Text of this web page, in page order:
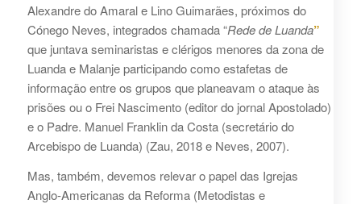
Alexandre do Amaral e Lino Guimarães, próximos do
Cónego Neves, integrados chamada “Rede de Luanda”
que juntava seminaristas e clérigos menores da zona de
Luanda e Malanje participando como estafetas de
informação entre os grupos que planeavam o ataque às
prisões ou o Frei Nascimento (editor do jornal Apostolado)
e o Padre. Manuel Franklin da Costa (secretário do
Arcebispo de Luanda) (Zau, 2018 e Neves, 2007).
Mas, também, devemos relevar o papel das Igrejas
Anglo-Americanas da Reforma (Metodistas e